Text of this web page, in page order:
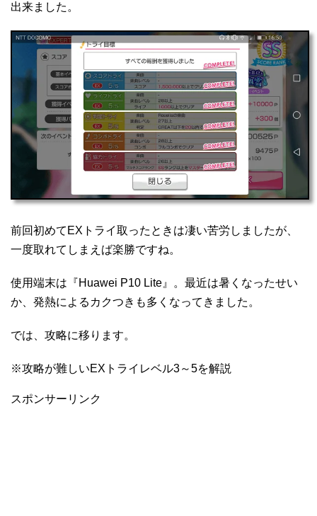
出来ました。
前回初めてEXトライ取ったときは凄い苦労しましたが、
一度取れてしまえば楽勝ですね。
使用端末は『Huawei P10 Lite』。最近は暑くなったせい
か、発熱によるカクつきも多くなってきました。
では、攻略に移ります。
※攻略が難しいEXトライレベル3～5を解説
スポンサーリンク